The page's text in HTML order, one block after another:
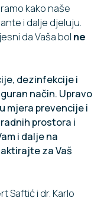
kako naše
i dalje djeluju.
da Vaša bol ne
dezinfekcije i
način. Upravo
mjera prevencije i
prostora i
i dalje na
za Vaš
Saftić i dr. Karlo